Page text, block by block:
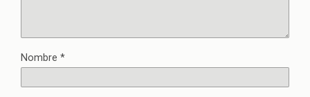
Nombre *